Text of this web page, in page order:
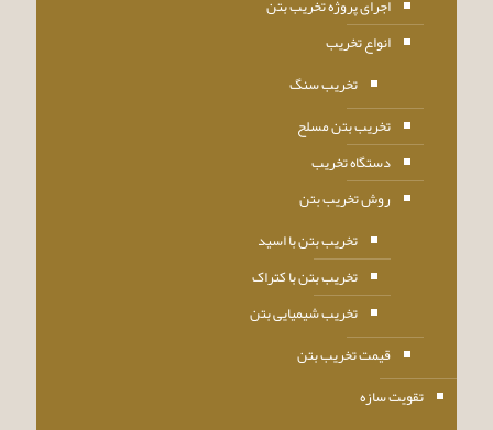
اجرای پروژه تخریب بتن
انواع تخریب
تخریب سنگ
تخریب بتن مسلح
دستگاه تخریب
روش تخریب بتن
تخریب بتن با اسید
تخریب بتن با کتراک
تخریب شیمیایی بتن
قیمت تخریب بتن
تقویت سازه